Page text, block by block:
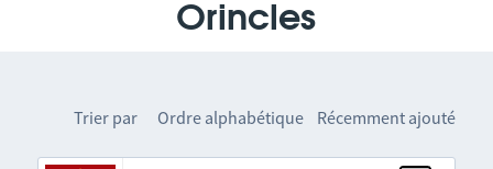
Orincles
Trier par Ordre alphabétique Récemment ajouté